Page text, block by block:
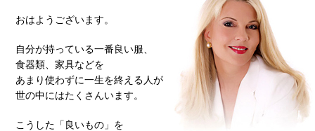
おはようございます。
自分が持っている一番良い服、
食器類、家具などを
あまり使わずに一生を終える人が
世の中にはたくさんいます。
こうした「良いもの」を